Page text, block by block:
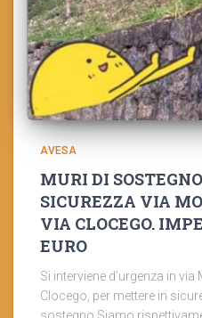
AVESA
MURI DI
SICUREZZA VIA
VIA CLOCEGO.
EURO
Si interviene d’urgenza in via
Clocego, per mettere in